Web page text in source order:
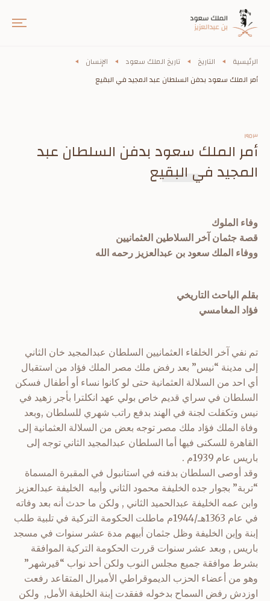
الرئيسية التاريخ تاريخ الملك سعود
الإنسان
أمر الملك سعود بدفن السلطان عبد المجيد في البقيع
١٩٥٣
أمر الملك سعود بدفن السلطان عبد
المجيد في البقيع
وفاء الملوك
قصة جثمان آخر السلاطين العثمانيين
ووفاء الملك سعود بن عبدالعزيز رحمه الله
بقلم الباحث التاريخي
فؤاد المغامسي
تم نفي آخر الخلفاء العثمانيين السلطان عبدالمجيد خان الثاني
إلى مدينة “نيس” بعد رفض ملك مصر الملك فؤاد من استقبال
أي احد من السلالة العثمانية حتى لو كانوا نساء أو أطفال فسكن
السلطان في سراي قديم خاص بولي عهد انكلترا بأجر زهيد في
نيس وتكفلت لجنة في الهند بدفع راتب شهري للسلطان ,وبعد
وفاة الملك فؤاد ملك مصر توجه بعض من السلالة العثمانية إلى
القاهرة للسكنى فيها أما السلطان عبدالمجيد الثاني توجه إلى
باريس عام 1939م .
وقد أوصى السلطان بدفنه في استانبول في المقبرة المسماة
“تربة” بجوار جده الخليفة محمود الثاني وأبيه الخليفة عبدالعزيز
وابن عمه الخليفة عبدالحميد الثاني , ولكن ما حدث أنه بعد وفاته
في عام 1363هـ/1944م ماطلت الحكومة التركية في تلبية طلب
إبنة وإبن الخليفة وظل جثمان أبيهم مدة عشر سنوات في مسجد
باريس , وبعد عشر سنوات قررت الحكومة التركية الموافقة
بشرط موافقة جميع مجلس النوب ولكن أحد نواب “قيرشهر”
وهو من أعضاء الحزب الديموقراطي الأميرال المتقاعد رفعت
اوزدش رفض السماح بدخوله ففقدت إبنة الخليفة الأمل, ولكن